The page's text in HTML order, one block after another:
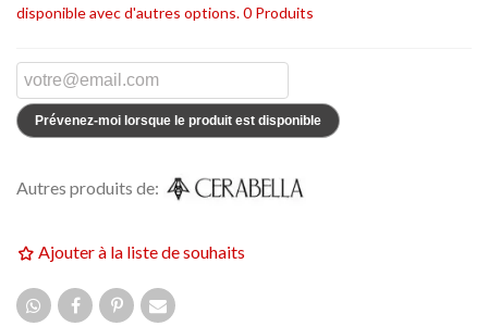
disponible avec d'autres options.0 Produits
Prévenez-moi lorsque le produit est disponible
Autres produits de:
Ajouter à la liste de souhaits